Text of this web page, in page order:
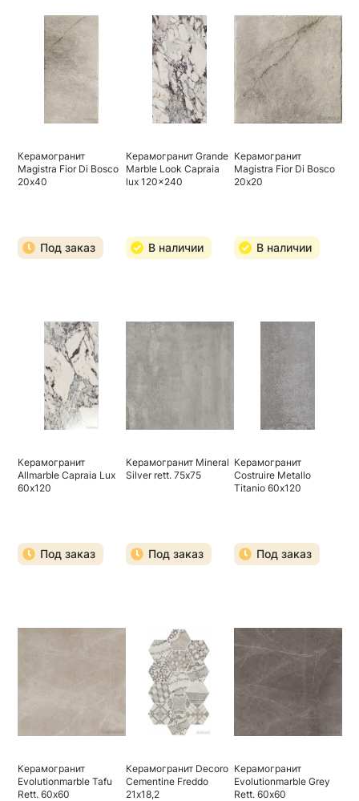
Керамогранит
Magistra Fior Di Bosco
20х40
Под заказ
Керамогранит Grande
Marble Look Capraia
lux 120x240
В наличии
Керамогранит
Magistra Fior Di Bosco
20х20
В наличии
Керамогранит
Allmarble Capraia Lux
60х120
Под заказ
Керамогранит Mineral
Silver rett. 75х75
Под заказ
Керамогранит
Costruire Metallo
Titanio 60х120
Под заказ
Керамогранит
Evolutionmarble Tafu
Rett. 60х60
Керамогранит Decoro
Cementine Freddo
21х18,2
Керамогранит
Evolutionmarble Grey
Rett. 60х60